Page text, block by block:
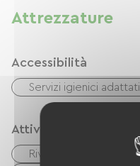
Attrezzature
Accessibilità
Servizi igienici adattati
Attività
Riviere